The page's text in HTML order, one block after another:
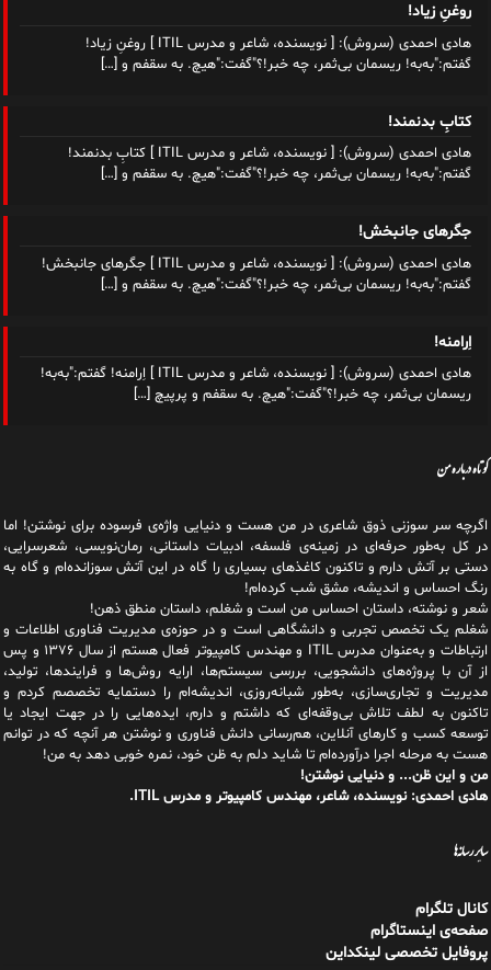
روغنِ زیاد!
هادی احمدی (سروش): [ نویسنده، شاعر و مدرس ITIL ] روغنِ زیاد!
گفتم:"به‌به! ریسمان بی‌ثمر، چه خبر!؟"گفت:"هیچ. به سقفم و […]
کتابِ بدنمند!
هادی احمدی (سروش): [ نویسنده، شاعر و مدرس ITIL ] کتابِ بدنمند!
گفتم:"به‌به! ریسمان بی‌ثمر، چه خبر!؟"گفت:"هیچ. به سقفم و […]
جگرهای جانبخش!
هادی احمدی (سروش): [ نویسنده، شاعر و مدرس ITIL ] جگرهای جانبخش!
گفتم:"به‌به! ریسمان بی‌ثمر، چه خبر!؟"گفت:"هیچ. به سقفم و […]
اِرامنه!
هادی احمدی (سروش): [ نویسنده، شاعر و مدرس ITIL ] اِرامنه! گفتم:"به‌به!
ریسمان بی‌ثمر، چه خبر!؟"گفت:"هیچ. به سقفم و پرپیچ […]
کوتاه درباره من
اگرچه سر سوزنی ذوق شاعری در من هست و دنیایی واژه‌‌ی فرسوده برای نوشتن! اما
در کل به‌طور حرفه‌ای در زمینه‌ی فلسفه، ادبیات داستانی، رمان‌نویسی، شعرسرایی،
دستی بر آتش دارم و تاکنون کاغذهای بسیاری را گاه در این آتش سوزانده‌ام و گاه به
رنگ احساس و اندیشه، مشق شب کرده‌ام!
شعر و نوشته، داستان احساس من است و شغلم، داستان منطق ذهن!
شغلم یک تخصص تجربی و دانشگاهی است و در حوزه‌ی مدیریت فناوری اطلاعات و
ارتباطات و به‌عنوان مدرس ITIL و مهندس کامپیوتر فعال هستم از سال ۱۳۷۶ و پس
از آن با پروژه‌های دانشجویی، بررسی سیستم‌ها، ارایه روش‌ها و فرایندها، تولید،
مدیریت و تجاری‌سازی، به‌طور شبانه‌روزی، اندیشه‌ام را دستمایه تخصصم کردم و
تاکنون به لطف تلاش بی‌وقفه‌ای که داشتم و دارم، اید‌ه‌هایی را در جهت ایجاد یا
توسعه کسب و کارهای آنلاین، هم‌رسانی دانش فناوری و نوشتن هر آنچه که در توانم
هست به مرحله اجرا درآورده‌ام تا شاید دلم به ظن خود، نمره خوبی دهد به من!
من و این ظن... و دنیایی نوشتن!
هادی احمدی: نویسنده، شاعر، مهندس کامپیوتر و مدرس ITIL.
سایر رسانه‌ها
کانال تلگرام
صفحه‌ی اینستاگرام
پروفایل تخصصی لینکداین